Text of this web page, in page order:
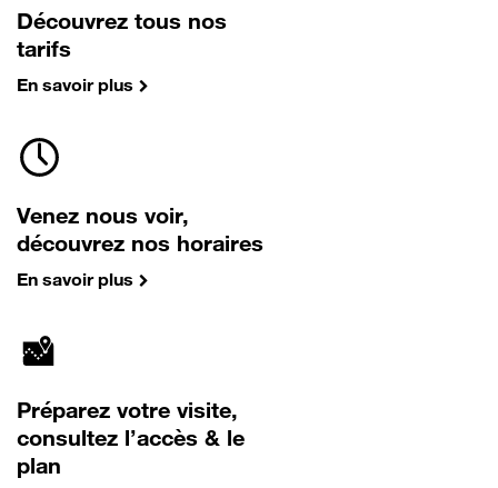
Découvrez tous nos
tarifs
En savoir plus
Venez nous voir,
découvrez nos horaires
En savoir plus
Préparez votre visite,
consultez l’accès & le
plan